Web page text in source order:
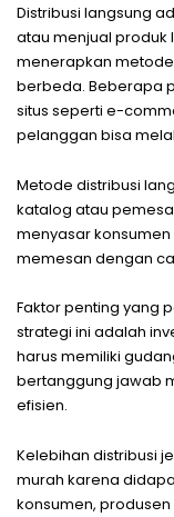
Distribusi langsung
atau menjual produk
menerapkan
berbeda. Beberapa
situs seperti e-
pelanggan bisa
Metode distribusi
katalog atau
menyasar
memesan dengan
Faktor penting yang
strategi ini adalah
harus memiliki
bertanggung jawab
efisien.
Kelebihan distribusi
murah karena
konsumen,